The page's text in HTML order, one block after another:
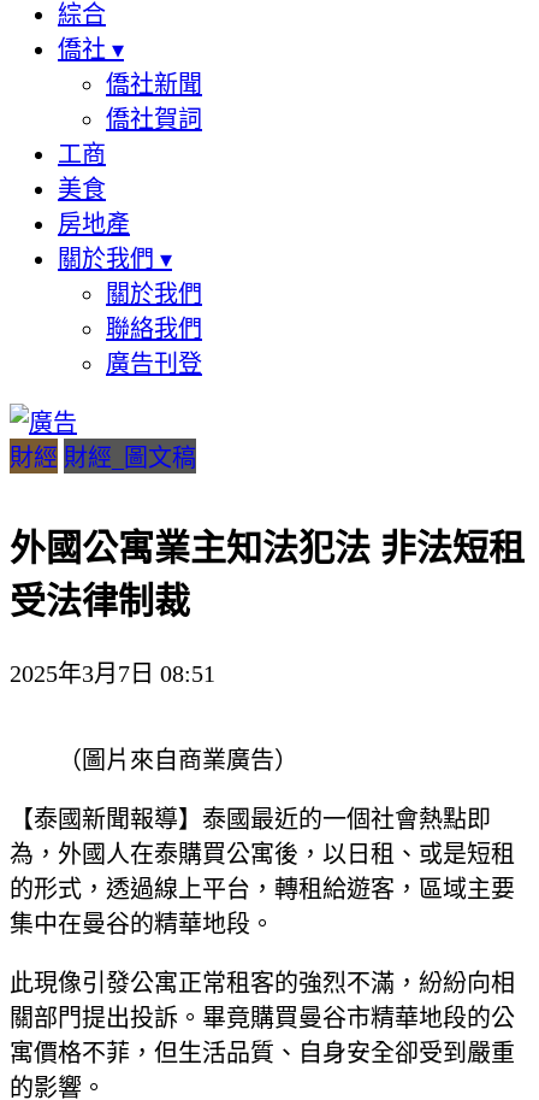
綜合
僑社 ▾
僑社新聞
僑社賀詞
工商
美食
房地產
關於我們 ▾
關於我們
聯絡我們
廣告刊登
財經 財經_圖文稿
外國公寓業主知法犯法 非法短租
受法律制裁
2025年3月7日 08:51
（圖片來自商業廣告）
【泰國新聞報導】泰國最近的一個社會熱點即
為，外國人在泰購買公寓後，以日租、或是短租
的形式，透過線上平台，轉租給遊客，區域主要
集中在曼谷的精華地段。
此現像引發公寓正常租客的強烈不滿，紛紛向相
關部門提出投訴。畢竟購買曼谷市精華地段的公
寓價格不菲，但生活品質、自身安全卻受到嚴重
的影響。